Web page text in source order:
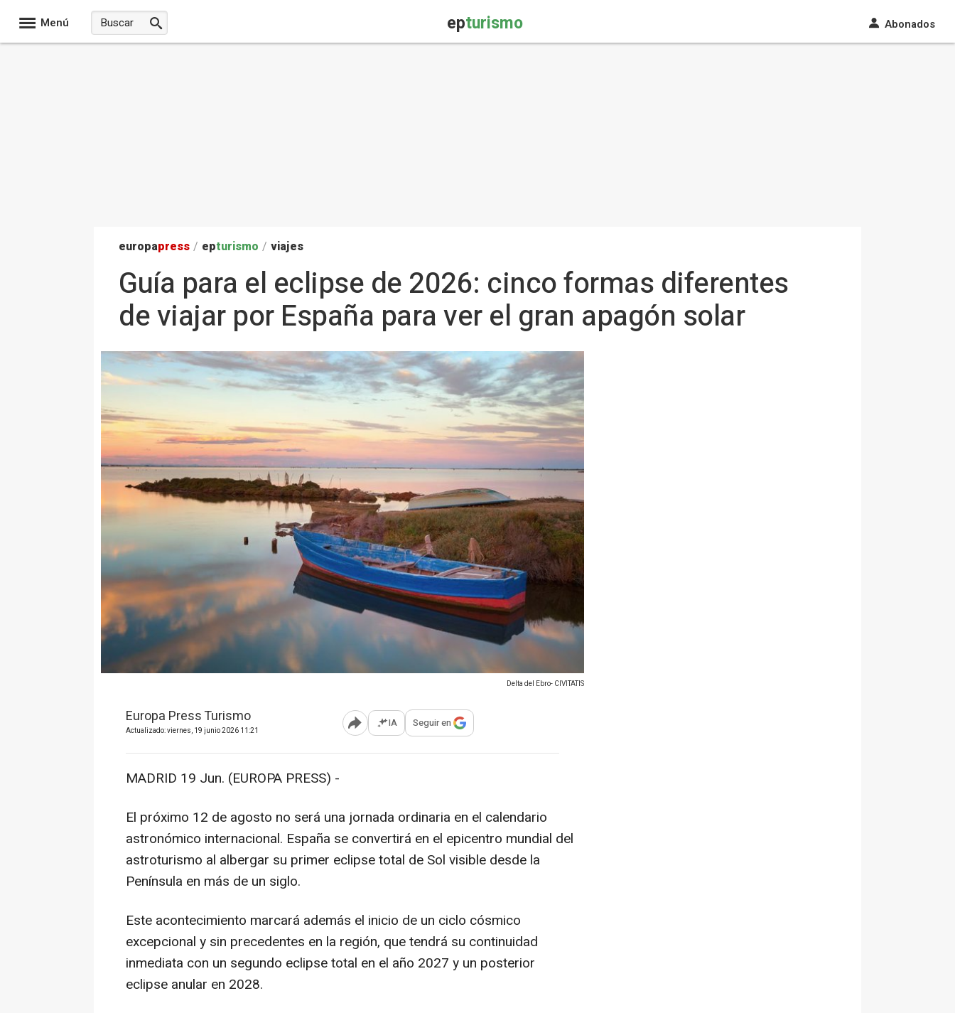
Menú epturismo Abonados
europapress / epturismo / viajes
Guía para el eclipse de 2026: cinco formas diferentes
de viajar por España para ver el gran apagón solar
Delta del Ebro- CIVITATIS
Europa Press Turismo
Actualizado: viernes, 19 junio 2026 11:21 Abrir opciones para compartir
IA Seguir en
MADRID 19 Jun. (EUROPA PRESS) -
El próximo 12 de agosto no será una jornada ordinaria en el calendario
astronómico internacional. España se convertirá en el epicentro mundial del
astroturismo al albergar su primer eclipse total de Sol visible desde la
Península en más de un siglo.
Este acontecimiento marcará además el inicio de un ciclo cósmico
excepcional y sin precedentes en la región, que tendrá su continuidad
inmediata con un segundo eclipse total en el año 2027 y un posterior
eclipse anular en 2028.